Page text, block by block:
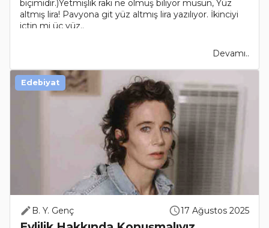
biçimidir.)Yetmişlik rakı ne olmuş biliyor musun, Yüz
altmış lira! Pavyona git yüz altmış lira yazılıyor. İkinciyi
içtin mi üç yüz..
Devamı..
B. Y. Genç 17 Ağustos 2025
Edebiyat